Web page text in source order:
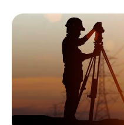
les chantiers du BTP, mais